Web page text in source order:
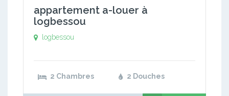
appartement a-louer à
logbessou
logbessou
2 Chambres 2 Douches